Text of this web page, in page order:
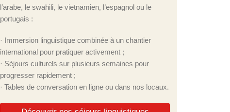
l’arabe, le swahili, le vietnamien, l’espagnol ou le
portugais :
· Immersion linguistique combinée à un chantier
international pour pratiquer activement ;
· Séjours culturels sur plusieurs semaines pour
progresser rapidement ;
· Tables de conversation en ligne ou dans nos locaux.